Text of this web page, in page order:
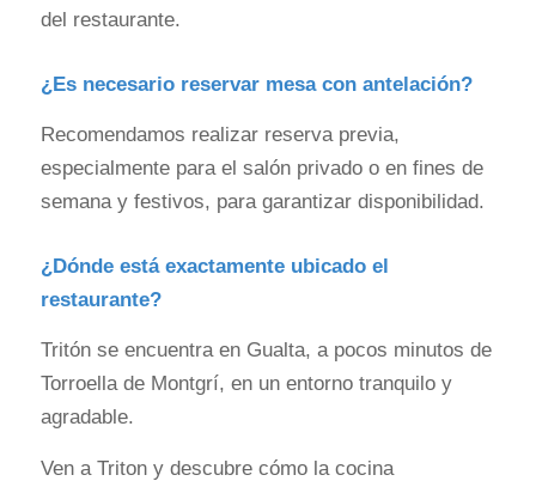
del restaurante.
¿Es necesario reservar mesa con antelación?
Recomendamos realizar reserva previa,
especialmente para el salón privado o en fines de
semana y festivos, para garantizar disponibilidad.
¿Dónde está exactamente ubicado el
restaurante?
Tritón se encuentra en Gualta, a pocos minutos de
Torroella de Montgrí, en un entorno tranquilo y
agradable.
Ven a Triton y descubre cómo la cocina